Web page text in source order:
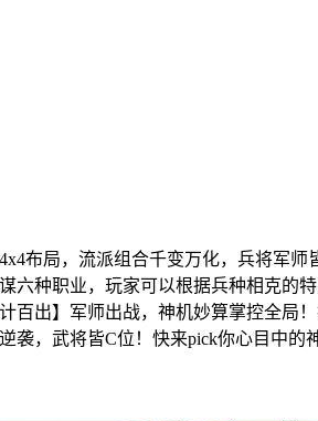
布局，流派组合千变万化，兵将军
六种职业，玩家可以根据兵种相克
百出】军师出战，神机妙算掌控全
，武将皆C位！快来pick你心目中的